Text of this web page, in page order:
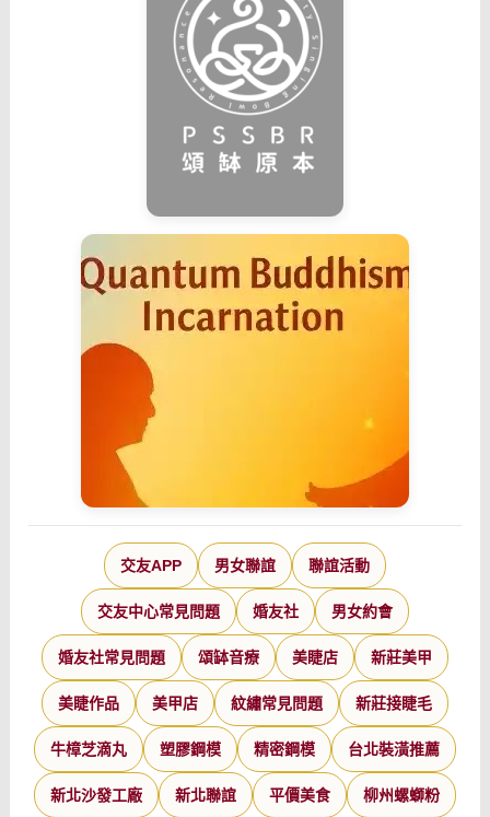
交友APP 男女聯誼 聯誼活動
交友中心常見問題 婚友社 男女約會
婚友社常見問題 頌缽音療 美睫店 新莊美甲
美睫作品 美甲店 紋繡常見問題 新莊接睫毛
牛樟芝滴丸 塑膠鋼模 精密鋼模 台北裝潢推薦
新北沙發工廠 新北聯誼 平價美食 柳州螺螄粉